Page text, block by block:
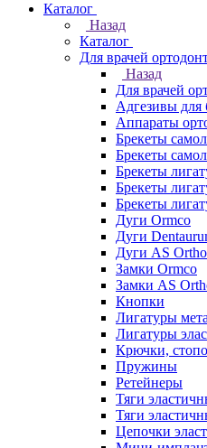
Каталог
Назад
Каталог
Для врачей
Назад
Для врачей
Адгезивы для
Аппараты
Брекеты
Брекеты
Брекеты
Брекеты
Брекеты
Дуги Ormco
Дуги
Дуги AS Ortho
Замки Ormco
Замки AS
Кнопки
Лигатуры
Лигатуры
Крючки,
Пружины
Ретейнеры
Тяги
Тяги
Цепочки